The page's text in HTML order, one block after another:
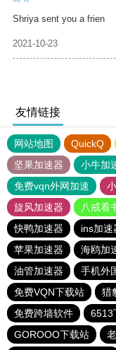
Shriya sent you a frien
2021-10-23
友情链接
网站地图 QuickQ
坚果加速器
小牛加
免费vqn外网加速
旋风加速器
八戒看
快鸭加速器
ins加速
苹果加速器
海鸥加
油管加速器
手机外
免费VQN下载站
猎
免费跨墙软件
6513
GOROOO下载站